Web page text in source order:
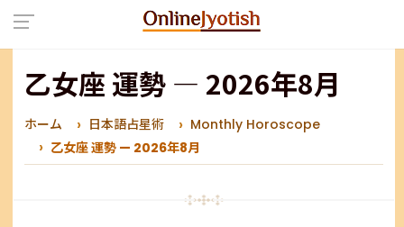
乙女座 運勢 — 2026年8月
ホーム 日本語占星術
Monthly Horoscope
乙女座 運勢 — 2026年8月